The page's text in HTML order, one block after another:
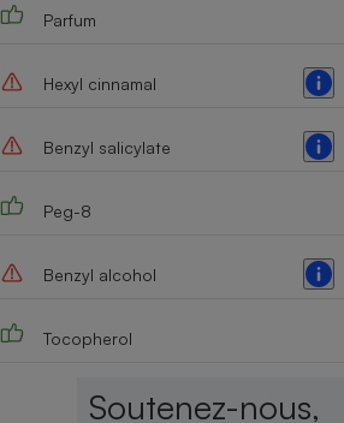
Parfum
Hexyl cinnamal
Benzyl salicylate
Peg-8
Benzyl alcohol
Tocopherol
Soutenez-nous,